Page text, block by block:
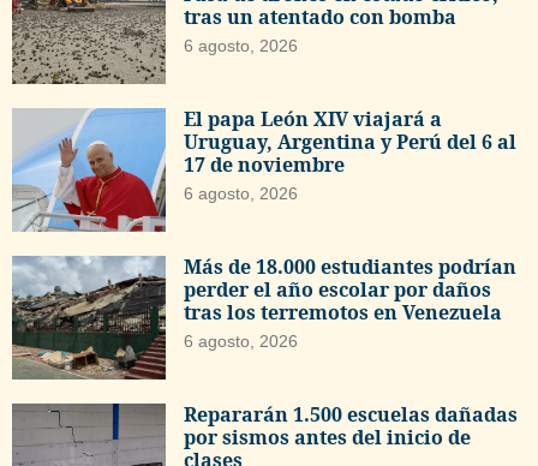
tras un atentado con bomba
6 agosto, 2026
El papa León XIV viajará a
Uruguay, Argentina y Perú del 6 al
17 de noviembre
6 agosto, 2026
Más de 18.000 estudiantes podrían
perder el año escolar por daños
tras los terremotos en Venezuela
6 agosto, 2026
Repararán 1.500 escuelas dañadas
por sismos antes del inicio de
clases